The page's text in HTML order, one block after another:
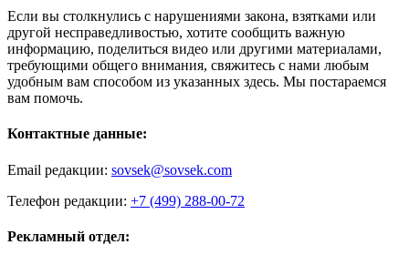
Если вы столкнулись с нарушениями закона, взятками или
другой несправедливостью, хотите сообщить важную
информацию, поделиться видео или другими материалами,
требующими общего внимания, свяжитесь с нами любым
удобным вам способом из указанных здесь. Мы постараемся
вам помочь.
Контактные данные:
Email редакции: sovsek@sovsek.com
Телефон редакции: +7 (499) 288-00-72
Рекламный отдел: